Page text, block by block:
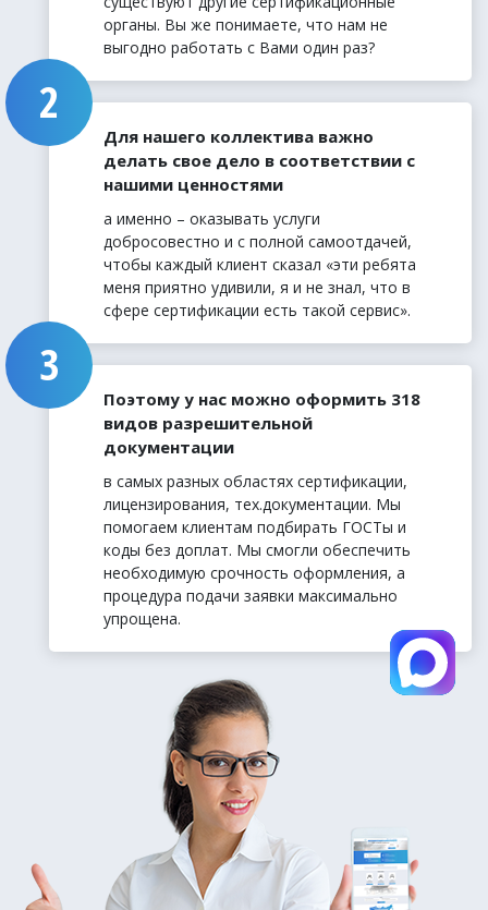
органы. Вы же понимаете, что нам не
выгодно работать с Вами один раз?
Для нашего коллектива важно
делать свое дело в соответствии с
нашими ценностями
а именно – оказывать услуги
добросовестно и с полной самоотдачей,
чтобы каждый клиент сказал «эти ребята
меня приятно удивили, я и не знал, что в
сфере сертификации есть такой сервис».
Поэтому у нас можно оформить 318
видов разрешительной
документации
в самых разных областях сертификации,
лицензирования, тех.документации. Мы
помогаем клиентам подбирать ГОСТы и
коды без доплат. Мы смогли обеспечить
необходимую срочность оформления, а
процедура подачи заявки максимально
упрощена.